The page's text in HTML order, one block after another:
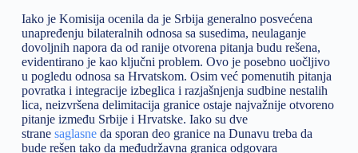
Iako je Komisija ocenila da je Srbija generalno posvećena
unapređenju bilateralnih odnosa sa susedima, neulaganje
dovoljnih napora da od ranije otvorena pitanja budu rešena,
evidentirano je kao ključni problem. Ovo je posebno uočljivo
u pogledu odnosa sa Hrvatskom. Osim već pomenutih pitanja
povratka i integracije izbeglica i razjašnjenja sudbine nestalih
lica, neizvršena delimitacija granice ostaje najvažnije otvoreno
pitanje između Srbije i Hrvatske. Iako su dve
strane saglasneda sporan deo granice na Dunavu treba da
bude rešen tako da međudržavna granica odgovara